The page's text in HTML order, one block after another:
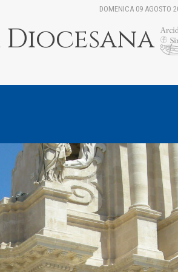
DOMENICA 09 AGOSTO